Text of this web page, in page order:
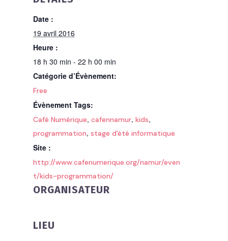
Date :
19 avril 2016
Heure :
18 h 30 min - 22 h 00 min
Catégorie d’Évènement:
Free
Évènement Tags:
Café Numérique, cafennamur, kids,
programmation, stage d'été informatique
Site :
http://www.cafenumerique.org/namur/even
t/kids-programmation/
ORGANISATEUR
LIEU